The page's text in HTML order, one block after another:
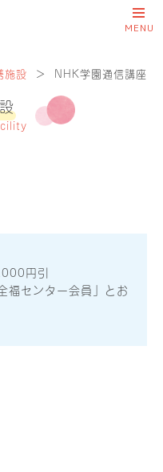
施設 ＞ NHK学園通信講座
円引
福センター会員」とお